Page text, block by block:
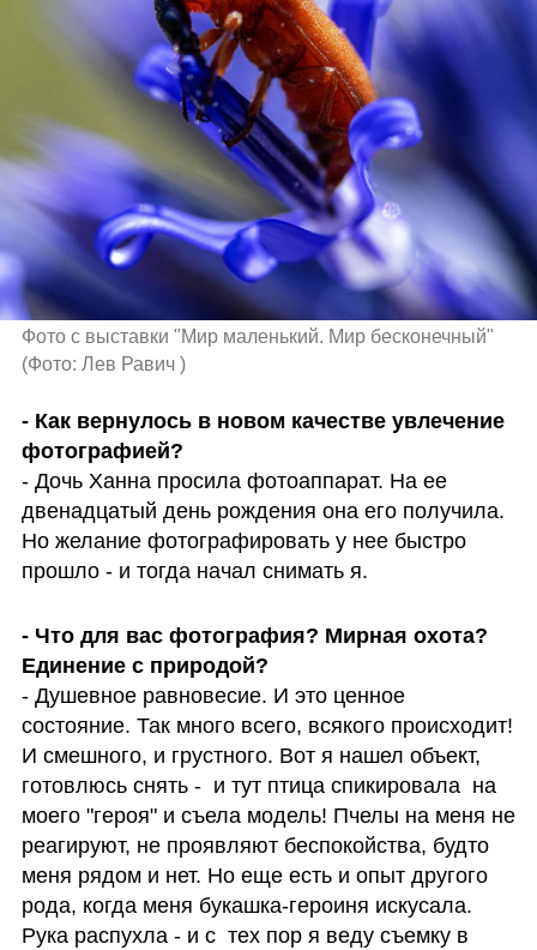
(Фото: Лев Равич )
- Как вернулось в новом качестве увлечение
- Дочь Ханна просила фотоаппарат. На ее
двенадцатый день рождения она его получила.
Но желание фотографировать у нее быстро
прошло - и тогда начал снимать я.
- Что для вас фотография? Мирная охота?
- Душевное равновесие. И это ценное
состояние. Так много всего, всякого происходит!
И смешного, и грустного. Вот я нашел объект,
готовлюсь снять -  и тут птица спикировала  на
моего "героя" и съела модель! Пчелы на меня не
реагируют, не проявляют беспокойства, будто
меня рядом и нет. Но еще есть и опыт другого
рода, когда меня букашка-героиня искусала.
Рука распухла - и с  тех пор я веду съемку в